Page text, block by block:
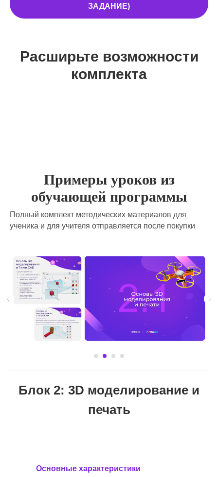
ЗАДАНИЕ)
Расширьте возможности
комплекта
Примеры уроков из
обучающей программы
Полный комплект методических материалов для
ученика и для учителя отправляется после покупки
Блок 2: 3D моделирование и
печать
Основные характеристики